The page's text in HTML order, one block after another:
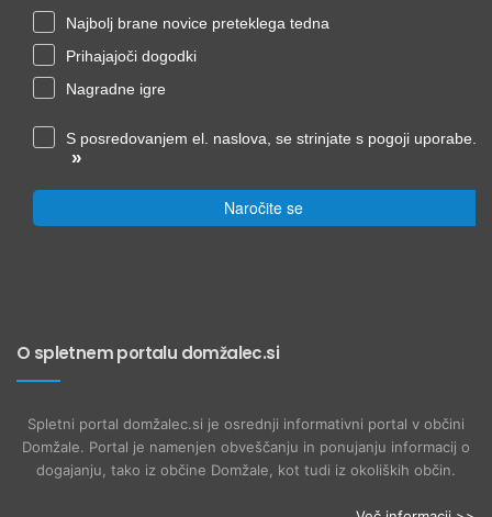
Najbolj brane novice preteklega tedna
Prihajajoči dogodki
Nagradne igre
S posredovanjem el. naslova, se strinjate s pogoji uporabe.
»
Naročite se
O spletnem portalu domžalec.si
Spletni portal domžalec.si je osrednji informativni portal v občini
Domžale. Portal je namenjen obveščanju in ponujanju informacij o
dogajanju, tako iz občine Domžale, kot tudi iz okoliških občin.